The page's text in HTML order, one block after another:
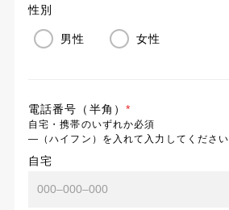
性別
男性 女性
電話番号（半角） *
自宅・携帯のいずれか必須
―（ハイフン）を入れて入力してください
自宅